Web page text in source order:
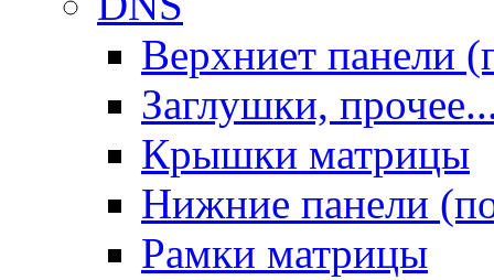
Верхниет панели
Заглушки,
Крышки матрицы
Нижние панели
Рамки матрицы